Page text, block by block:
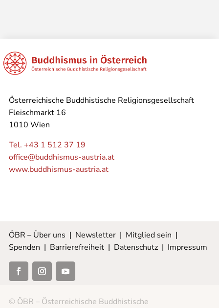
Österreichische Buddhistische Religionsgesellschaft
Fleischmarkt 16
1010 Wien
Tel. +43 1 512 37 19
office@buddhismus-austria.at
www.buddhismus-austria.at
ÖBR – Über uns | Newsletter| Mitglied sein |
Spenden | Barrierefreiheit| Datenschutz| Impressum
© ÖBR – Österreichische Buddhistische